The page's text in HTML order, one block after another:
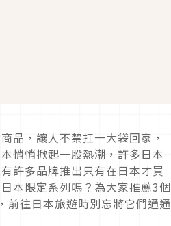
品，讓人不禁扛一大袋回家，
悄悄掀起一股熱潮，許多日本
許多品牌推出只有在日本才買
本限定系列嗎？為大家推薦3個
前往日本旅遊時別忘將它們通通